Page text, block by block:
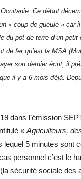
Ce début
« coup de gueule » car
du pot de terre d’un petit
de fer qu’est la MSA
son dernier écrit, il
il y a 6 mois déjà.
dans l’émission
« Agriculteurs,
lequel 5 minutes sont
personnel c’est le
sécurité sociale des